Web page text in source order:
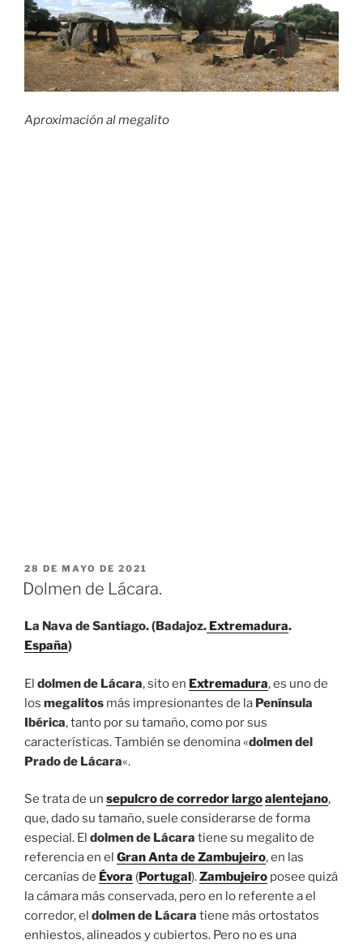
Aproximación al megalito
PUBLICADO
EL
28 DE MAYO DE 2021
Dolmen de Lácara.
La Nava de Santiago. (Badajoz. Extremadura.
España)
El dolmen de Lácara, sito en Extremadura, es uno de
los megalitos más impresionantes de la Península
Ibérica, tanto por su tamaño, como por sus
características. También se denomina «dolmen del
Prado de Lácara«.
Se trata de un sepulcro de corredor largoalentejano,
que, dado su tamaño, suele considerarse de forma
especial. El dolmen de Lácara tiene su megalito de
referencia en el Gran Anta de Zambujeiro, en las
cercanías de Évora ( Portugal ).Zambujeiro posee quizá
la cámara más conservada, pero en lo referente a el
corredor, el dolmen de Lácara tiene más ortostatos
enhiestos, alineados y cubiertos. Pero no es una